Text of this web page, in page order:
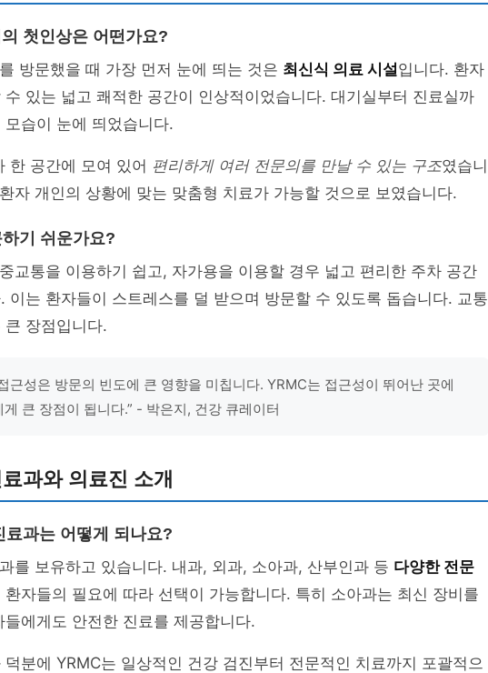
첫인상은 어떤가요?
방문했을 때 가장 먼저 눈에 띄는 것은 최신식 의료 시설입니다. 환자
있는 넓고 쾌적한 공간이 인상적이었습니다. 대기실부터 진료실까
습이 눈에 띄었습니다.
한 공간에 모여 있어 편리하게 여러 전문의를 만날 수 있는 구조였습니
자 개인의 상황에 맞는 맞춤형 치료가 가능할 것으로 보였습니다.
기 쉬운가요?
교통을 이용하기 쉽고, 자가용을 이용할 경우 넓고 편리한 주차 공간
이는 환자들이 스트레스를 덜 받으며 방문할 수 있도록 돕습니다. 교통
큰 장점입니다.
근성은 방문의 빈도에 큰 영향을 미칩니다. YRMC는 접근성이 뛰어난 곳에
큰 장점이 됩니다.” - 박은지, 건강 큐레이터
과와 의료진 소개
과는 어떻게 되나요?
를 보유하고 있습니다. 내과, 외과, 소아과, 산부인과 등 다양한 전문
자들의 필요에 따라 선택이 가능합니다. 특히 소아과는 최신 장비를
에게도 안전한 진료를 제공합니다.
분에 YRMC는 일상적인 건강 검진부터 전문적인 치료까지 포괄적으